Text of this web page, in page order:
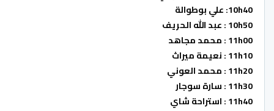
10h40: علي بوطوالة
10h50 : عبد الله الحريف
11h00 : محمد مجاهد
11h10 : نعيمة ميراث
11h20 : محمد العوني
11h30 : سارة سوجار
11h40 : استراحة شاي